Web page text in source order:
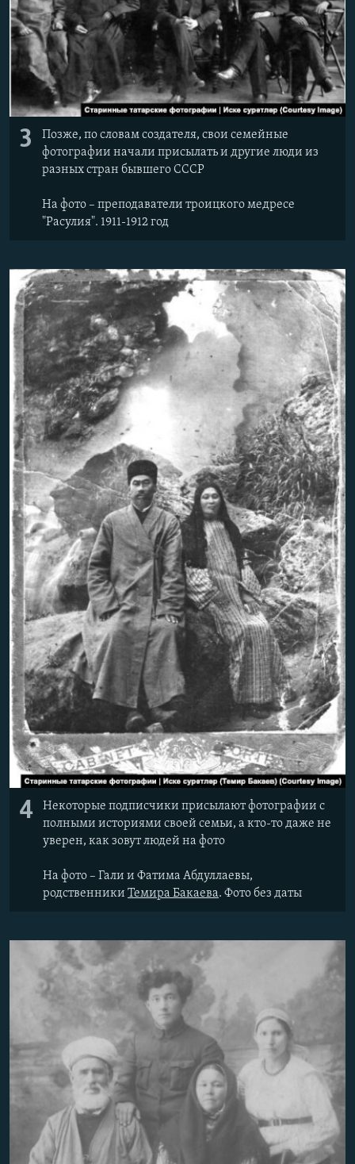
3
Позже, по словам создателя, свои семейные
фотографии начали присылать и другие люди из
разных стран бывшего СССР
На фото – преподаватели троицкого медресе
"Расулия". 1911-1912 год
4
Некоторые подписчики присылают фотографии с
полными историями своей семьи, а кто-то даже не
уверен, как зовут людей на фото
На фото – Гали и Фатима Абдуллаевы,
родственники Темира Бакаева. Фото без даты